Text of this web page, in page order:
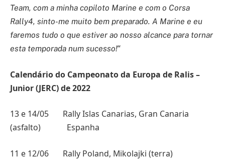
Team, com a minha copiloto Marine e com o Corsa
Rally4, sinto-me muito bem preparado. A Marine e eu
faremos tudo o que estiver ao nosso alcance para tornar
esta temporada num sucesso!“
Calendário do Campeonato da Europa de Ralis –
Junior (JERC) de 2022
13 e 14/05 Rally Islas Canarias, Gran Canaria
(asfalto) Espanha
11 e 12/06 Rally Poland, Mikolajki (terra)